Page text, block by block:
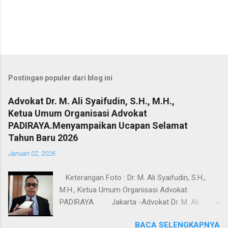
Postingan populer dari blog ini
Advokat Dr. M. Ali Syaifudin, S.H., M.H.,
Ketua Umum Organisasi Advokat
PADIRAYA.Menyampaikan Ucapan Selamat
Tahun Baru 2026
Januari 02, 2026
Keterangan Foto : Dr. M. Ali Syaifudin, S.H.,
M.H., Ketua Umum Organisasi Advokat
PADIRAYA. Jakarta -Advokat Dr. M. Ali
BACA SELENGKAPNYA